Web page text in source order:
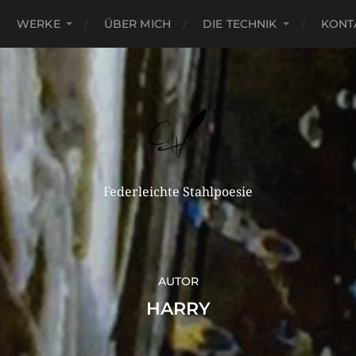
WERKE ÜBER MICH DIE TECHNIK
Federleichte Stahlpoesie
AUTOR
HARRY